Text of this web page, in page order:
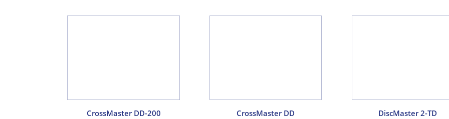
CrossMaster DD-200 CrossMaster DD DiscMaster 2-TD